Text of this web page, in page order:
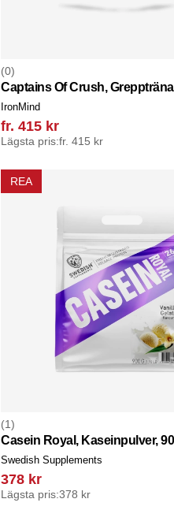
0
Captains Of Crush,
IronMind
fr. 415 kr
Lägsta pris:fr. 415 kr
REA
1
Casein Royal, Kaseinpulver,
Swedish Supplements
378 kr
Lägsta pris:378 kr